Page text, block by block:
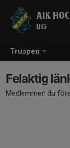
Truppen
AIK
U15
Felaktig
Medlemmen du